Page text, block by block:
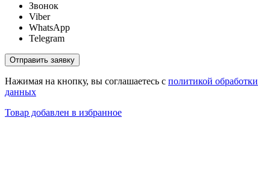
Звонок
Viber
WhatsApp
Telegram
Нажимая на кнопку, вы соглашаетесь с политикой обработки
данных
Товар добавлен в избранное